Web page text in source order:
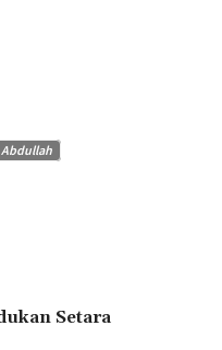
Abdullah
Setara